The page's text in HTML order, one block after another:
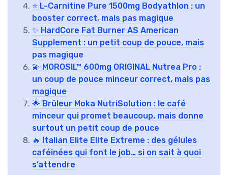
⭐ L-Carnitine Pure 1500mg Bodyathlon : un
booster correct, mais pas magique
✨ HardCore Fat Burner AS American
Supplement : un petit coup de pouce, mais
pas magique
💫 MOROSIL™ 600mg ORIGINAL Nutrea Pro :
un coup de pouce minceur correct, mais pas
magique
🌟 Brûleur Moka NutriSolution : le café
minceur qui promet beaucoup, mais donne
surtout un petit coup de pouce
🔥 Italian Elite Elite Extreme : des gélules
caféinées qui font le job… si on sait à quoi
s’attendre